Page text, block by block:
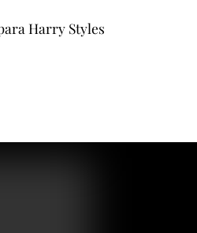
Harry Styles